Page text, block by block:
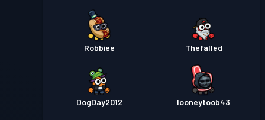
Robbiee Thefalled
DogDay2012 looneytoob43